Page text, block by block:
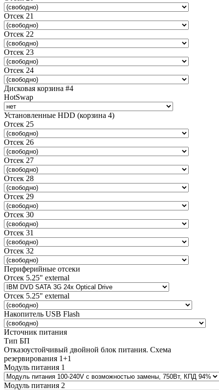
Отсек 21
Отсек 22
Отсек 23
Отсек 24
Дисковая корзина #4
HotSwap
Установленные HDD (корзина 4)
Отсек 25
Отсек 26
Отсек 27
Отсек 28
Отсек 29
Отсек 30
Отсек 31
Отсек 32
Периферийные отсеки
Отсек 5.25" external
Отсек 5.25" external
Накопитель USB Flash
Источник питания
Тип БП
Отказоустойчивый двойной блок питания. Схема
резервирования 1+1
Модуль питания 1
Модуль питания 2